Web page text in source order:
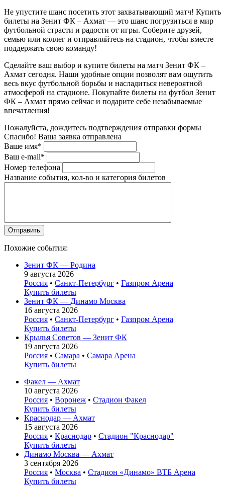
Не упустите шанс посетить этот захватывающий матч! Купить
билеты на Зенит ФК – Ахмат — это шанс погрузиться в мир
футбольной страсти и радости от игры. Соберите друзей,
семью или коллег и отправляйтесь на стадион, чтобы вместе
поддержать свою команду!
Сделайте ваш выбор и купите билеты на матч Зенит ФК –
Ахмат сегодня. Наши удобные опции позволят вам ощутить
весь вкус футбольной борьбы и насладиться невероятной
атмосферой на стадионе. Покупайте билеты на футбол Зенит
ФК – Ахмат прямо сейчас и подарите себе незабываемые
впечатления!
Пожалуйста, дождитесь подтверждения отправки формы
Спасибо! Ваша заявка отправлена
Ваше имя*
Ваш e-mail*
Номер телефона
Название события, кол-во и категория билетов
Похожие события:
Зенит ФК — Родина
9 августа 2026
Россия • Санкт-Петербург • Газпром Арена
Купить билеты
Зенит ФК — Динамо Москва
16 августа 2026
Россия • Санкт-Петербург • Газпром Арена
Купить билеты
Крылья Советов — Зенит ФК
19 августа 2026
Россия • Самара • Самара Арена
Купить билеты
Факел — Ахмат
10 августа 2026
Россия • Воронеж • Стадион Факел
Купить билеты
Краснодар — Ахмат
15 августа 2026
Россия • Краснодар • Стадион "Краснодар"
Купить билеты
Динамо Москва — Ахмат
3 сентября 2026
Россия • Москва • Стадион «Динамо» ВТБ Арена
Купить билеты